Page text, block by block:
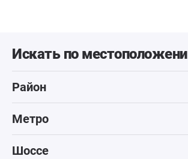
Искать по
Район
Метро
Шоссе